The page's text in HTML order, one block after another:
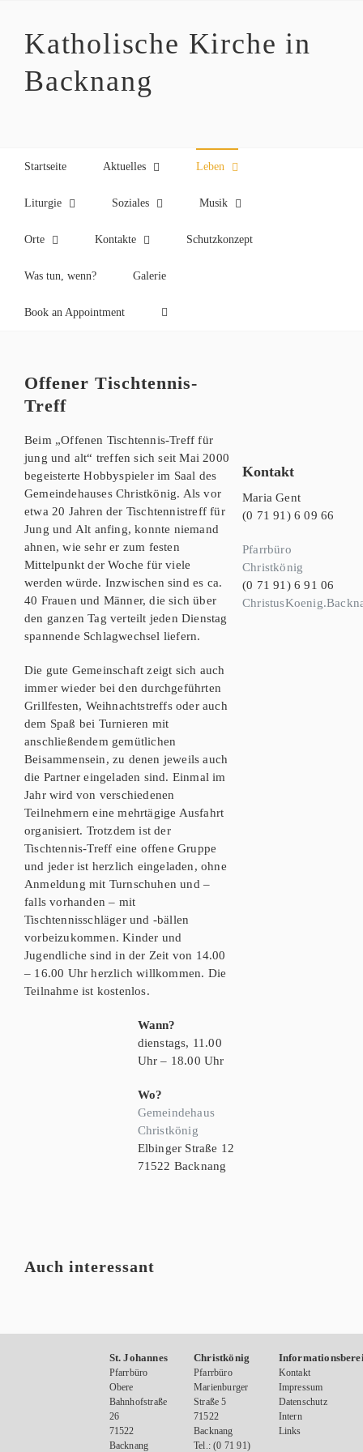
springenKatholische Kirche in
Backnang
Startseite Aktuelles Leben
Liturgie Soziales Musik
Orte Kontakte Schutzkonzept
Was tun, wenn? Galerie
Book an Appointment
Offener Tischtennis-
Treff
Beim „Offenen Tischtennis-Treff für
jung und alt“ treffen sich seit Mai 2000
begeisterte Hobbyspieler im Saal des
Gemeindehauses Christkönig. Als vor
etwa 20 Jahren der Tischtennistreff für
Jung und Alt anfing, konnte niemand
ahnen, wie sehr er zum festen
Mittelpunkt der Woche für viele
werden würde. Inzwischen sind es ca.
40 Frauen und Männer, die sich über
den ganzen Tag verteilt jeden Dienstag
spannende Schlagwechsel liefern.
Die gute Gemeinschaft zeigt sich auch
immer wieder bei den durchgeführten
Grillfesten, Weihnachtstreffs oder auch
dem Spaß bei Turnieren mit
anschließendem gemütlichen
Beisammensein, zu denen jeweils auch
die Partner eingeladen sind. Einmal im
Jahr wird von verschiedenen
Teilnehmern eine mehrtägige Ausfahrt
organisiert. Trotzdem ist der
Tischtennis-Treff eine offene Gruppe
und jeder ist herzlich eingeladen, ohne
Anmeldung mit Turnschuhen und –
falls vorhanden – mit
Tischtennisschläger und -bällen
vorbeizukommen. Kinder und
Jugendliche sind in der Zeit von 14.00
– 16.00 Uhr herzlich willkommen. Die
Teilnahme ist kostenlos.
Kontakt
Maria Gent
(0 71 91) 6 09 66
Pfarrbüro
Christkönig
(0 71 91) 6 91 06
Wann?
dienstags, 11.00
Uhr – 18.00 Uhr
Wo?
Gemeindehaus
Christkönig
Elbinger Straße 12
71522 Backnang
Auch interessant
St. Johannes
Pfarrbüro
Obere
Bahnhofstraße
26
71522
Backnang
Christkönig
Pfarrbüro
Marienburger
Straße 5
71522
Backnang
Tel.: (0 71 91)
Kontakt
Impressum
Datenschutz
Intern
Links